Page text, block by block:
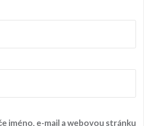
jméno, e-mail a webovou stránku